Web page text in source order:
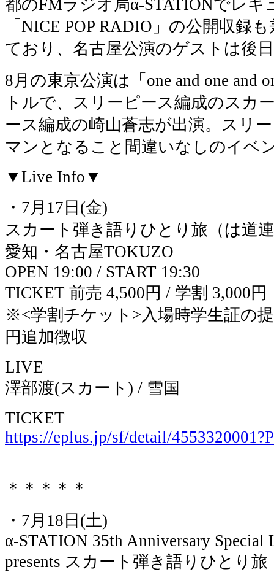
都のFMラジオ局α-STATIONでレギ
「NICE POP RADIO」の公開収録
ており、名古屋公演のゲストは後
8月の東京公演は「one and one and
トルで、スリーピース編成のスカ
ース編成の崎山蒼志が出演。スリ
マンとなること間違いなしのイベ
▼Live Info▼
・7月17日(金)
スカート弾き語りひとり旅（は道
愛知・名古屋TOKUZO
OPEN 19:00 / START 19:30
TICKET 前売 4,500円 / 学割 3,000円
※<学割チケット>入場時学生証の
円追加徴収
LIVE
澤部渡(スカート) / 雪国
TICKET
https://eplus.jp/sf/detail/
＊＊＊＊＊
・7月18日(土)
α-STATION 35th Anniversary
presents スカート弾き語りひとり